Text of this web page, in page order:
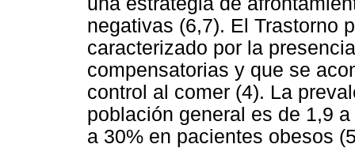
negativas (6,7). El Trastorno
caracterizado por la
compensatorias y que se
control al comer (4). La
población general es de 1,9
a 30% en pacientes obesos